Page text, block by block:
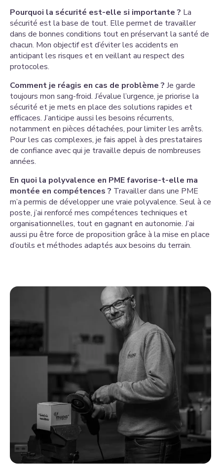
Pourquoi la sécurité est-elle si importante ? La
sécurité est la base de tout. Elle permet de travailler
dans de bonnes conditions tout en préservant la santé de
chacun. Mon objectif est d’éviter les accidents en
anticipant les risques et en veillant au respect des
protocoles.
Comment je réagis en cas de problème ? Je garde
toujours mon sang-froid. J’évalue l’urgence, je priorise la
sécurité et je mets en place des solutions rapides et
efficaces. J’anticipe aussi les besoins récurrents,
notamment en pièces détachées, pour limiter les arrêts.
Pour les cas complexes, je fais appel à des prestataires
de confiance avec qui je travaille depuis de nombreuses
années.
En quoi la polyvalence en PME favorise-t-elle ma
montée en compétences ? Travailler dans une PME
m’a permis de développer une vraie polyvalence. Seul à ce
poste, j’ai renforcé mes compétences techniques et
organisationnelles, tout en gagnant en autonomie. J’ai
aussi pu être force de proposition grâce à la mise en place
d’outils et méthodes adaptés aux besoins du terrain.